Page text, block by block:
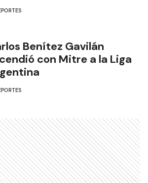
Benítez Gavilán
con Mitre a la Liga